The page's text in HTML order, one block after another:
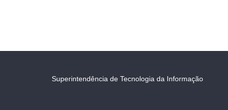
Superintendência de Tecnologia da Informação